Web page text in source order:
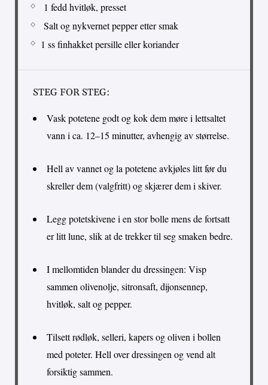
1 fedd hvitløk, presset
Salt og nykvernet pepper etter smak
1 ss finhakket persille eller koriander
STEG FOR STEG:
Vask potetene godt og kok dem møre i lettsaltet
vann i ca. 12–15 minutter, avhengig av størrelse.
Hell av vannet og la potetene avkjøles litt før du
skreller dem (valgfritt) og skjærer dem i skiver.
Legg potetskivene i en stor bolle mens de fortsatt
er litt lune, slik at de trekker til seg smaken bedre.
I mellomtiden blander du dressingen: Visp
sammen olivenolje, sitronsaft, dijonsennep,
hvitløk, salt og pepper.
Tilsett rødløk, selleri, kapers og oliven i bollen
med poteter. Hell over dressingen og vend alt
forsiktig sammen.